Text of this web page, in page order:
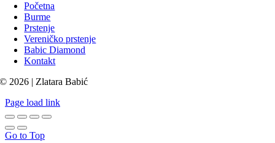
Početna
Burme
Prstenje
Vereničko prstenje
Babic Diamond
Kontakt
© 2026 | Zlatara Babić
Page load link
Go to Top